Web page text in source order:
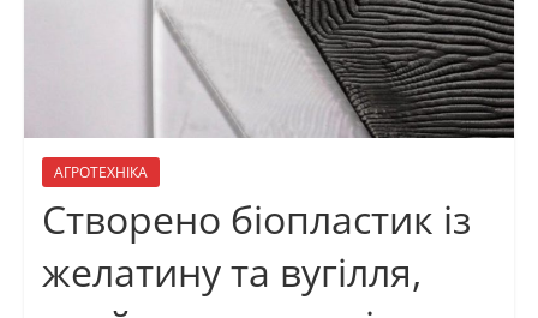
АГРОТЕХНІКА
Створено біопластик із
желатину та вугілля,